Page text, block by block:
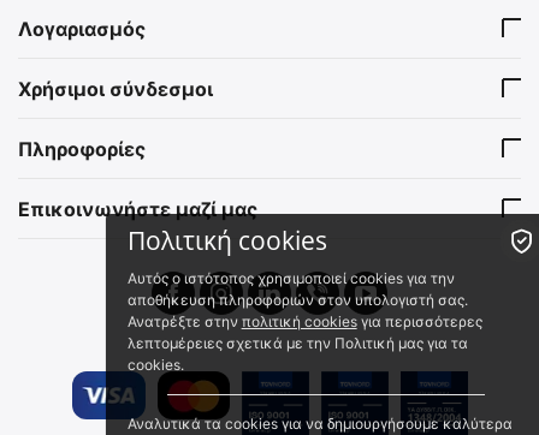
TH. GEYER Φακελάκια
Πόσιμου Νερού (5 τεμάχια x
Άμεσα διαθέσιμο
€3.73
(χωρίς ΦΠΑ)
TRANS-OCEAN® SURVIVOR
Φακελάκια Πόσιμου Νερού
€4.00
€ 3.54
Λογαριασμός
Χρήσιμοι σύνδεσμοι
Πληροφορίες
Επικοινωνήστε μαζί μας
Πολιτική cookies
Αυτός ο ιστότοπος χρησιμοποιεί cookies για την
αποθήκευση πληροφοριών στον υπολογιστή σας.
Ανατρέξτε στην πολιτική cookiesγια περισσότερες
λεπτομέρειες σχετικά με την Πολιτική μας για τα
cookies.
Αναλυτικά τα cookies για να δημιουργήσουμε καλύτερα